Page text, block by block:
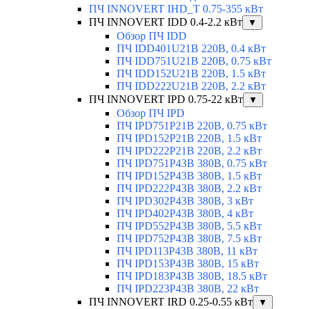
ПЧ INNOVERT IHD_T 0.75-355 кВт
ПЧ INNOVERT IDD 0.4-2.2 кВт
▼
Обзор ПЧ IDD
ПЧ IDD401U21B 220В, 0.4 кВт
ПЧ IDD751U21B 220В, 0.75 кВт
ПЧ IDD152U21B 220В, 1.5 кВт
ПЧ IDD222U21B 220В, 2.2 кВт
ПЧ INNOVERT IPD 0.75-22 кВт
▼
Обзор ПЧ IPD
ПЧ IPD751P21B 220В, 0.75 кВт
ПЧ IPD152P21B 220В, 1.5 кВт
ПЧ IPD222P21B 220В, 2.2 кВт
ПЧ IPD751P43B 380В, 0.75 кВт
ПЧ IPD152P43B 380В, 1.5 кВт
ПЧ IPD222P43B 380В, 2.2 кВт
ПЧ IPD302P43B 380В, 3 кВт
ПЧ IPD402P43B 380В, 4 кВт
ПЧ IPD552P43B 380В, 5.5 кВт
ПЧ IPD752P43B 380В, 7.5 кВт
ПЧ IPD113P43B 380В, 11 кВт
ПЧ IPD153P43B 380В, 15 кВт
ПЧ IPD183P43B 380В, 18.5 кВт
ПЧ IPD223P43B 380В, 22 кВт
ПЧ INNOVERT IRD 0.25-0.55 кВт
▼